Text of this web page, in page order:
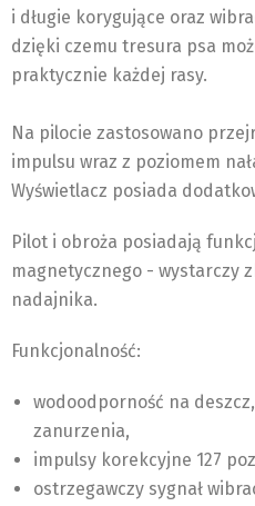
i długie korygujące oraz
dzięki czemu tresura psa
praktycznie każdej rasy.
Na pilocie zastosowano
impulsu wraz z poziomem
Wyświetlacz posiada
Pilot i obroża posiadają
magnetycznego - wystarczy
nadajnika.
Funkcjonalność:
wodoodporność na
zanurzenia,
impulsy korekcyjne 127
ostrzegawczy sygnał